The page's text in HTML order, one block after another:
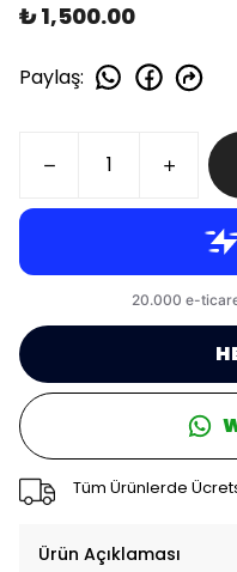
₺ 1,500.00
Paylaş:
Tüm Ürünlerde
Ürün Açıklaması